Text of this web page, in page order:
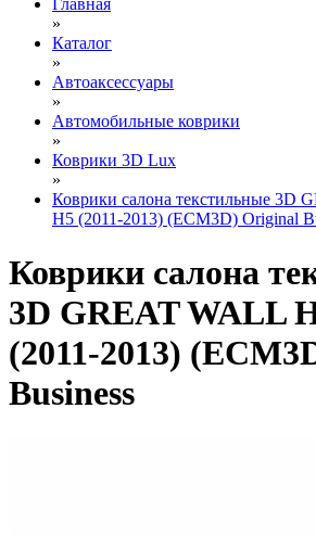
Главная
»
Каталог
»
Автоаксессуары
»
Автомобильные коврики
»
Коврики 3D Lux
»
Коврики салона текстильные 3D
H5 (2011-2013) (ECM3D) Original
Коврики салона
3D GREAT WALL
(2011-2013)
Business